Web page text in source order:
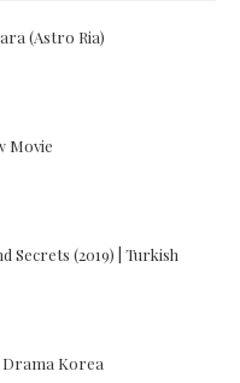
(Astro Ria)
Movie
Secrets (2019) | Turkish
Drama Korea